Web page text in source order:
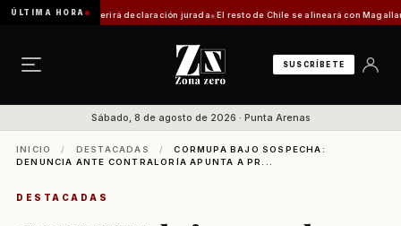
ÚLTIMA HORA
requerirá declaración jurada El resto de Chile se alineará con Magallanes:
SUSCRÍBETE
Sábado, 8 de agosto de 2026 · Punta Arenas
INICIO / DESTACADAS /
CORMUPA BAJO SOSPECHA:
DENUNCIA ANTE CONTRALORÍA APUNTA A PR...
DESTACADAS